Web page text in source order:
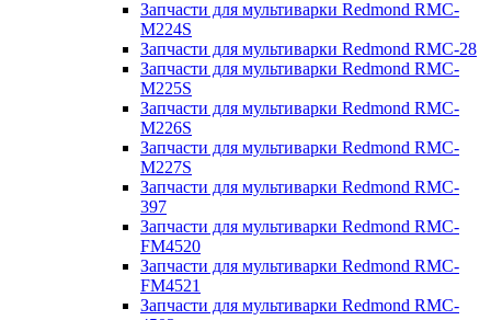
Запчасти для мультиварки Redmond RMC-
M224S
Запчасти для мультиварки Redmond RMC-28
Запчасти для мультиварки Redmond RMC-
M225S
Запчасти для мультиварки Redmond RMC-
M226S
Запчасти для мультиварки Redmond RMC-
M227S
Запчасти для мультиварки Redmond RMC-
397
Запчасти для мультиварки Redmond RMC-
FM4520
Запчасти для мультиварки Redmond RMC-
FM4521
Запчасти для мультиварки Redmond RMC-